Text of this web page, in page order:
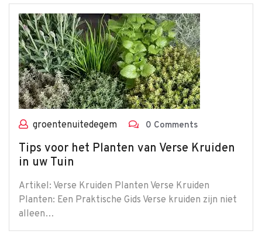
groentenuitedegem 0 Comments
Tips voor het Planten van Verse Kruiden
in uw Tuin
Artikel: Verse Kruiden Planten Verse Kruiden
Planten: Een Praktische Gids Verse kruiden zijn niet
alleen…